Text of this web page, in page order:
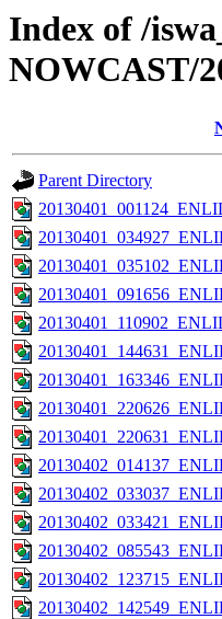
Index of /
NOWCAST/
Parent Directory